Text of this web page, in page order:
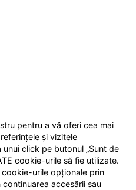
pentru a vă oferi cea mai
și vizitele
click pe butonul „Sunt de
cookie-urile să fie utilizate.
cookie-urile opționale prin
continuarea accesării sau